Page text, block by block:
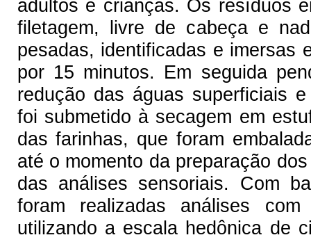
adultos e crianças. Os resíduos
filetagem, livre de cabeça e
pesadas, identificadas e imersas
por 15 minutos. Em seguida
redução das águas superficiais
foi submetido à secagem em
das farinhas, que foram
até o momento da preparação
das análises sensoriais. Com
foram realizadas análises
utilizando a escala hedônica de